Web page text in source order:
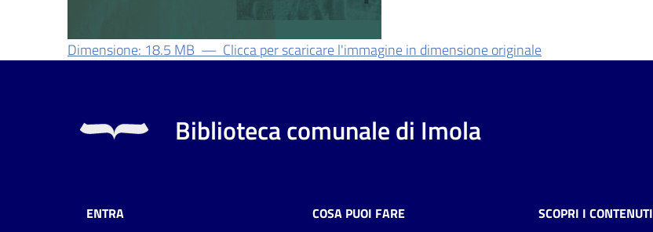
Dimensione: 18.5 MB — Clicca per scaricare l'immagine in dimensione originale
Biblioteca comunale di Imola
ENTRA COSA PUOI FARE SCOPRI I CONTENUTI